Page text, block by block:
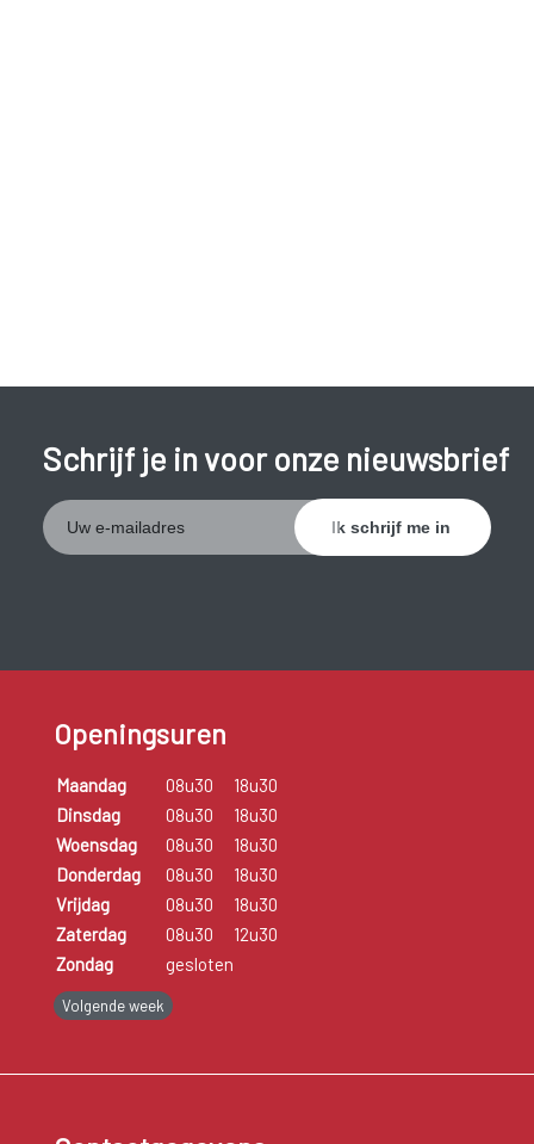
Luizen veroorzaken alleen jeuk en kunnen geen kwaad.
Schrijf je in voor onze nieuwsbrief
Openingsuren
Maandag 08u30
18u30
Dinsdag
08u30
18u30
Woensdag
08u30
18u30
Donderdag
08u30
18u30
Vrijdag
08u30
18u30
Zaterdag
08u30
12u30
Zondag
gesloten
Volgende week